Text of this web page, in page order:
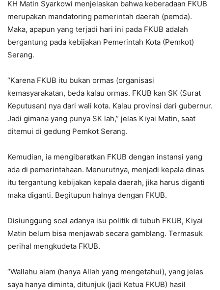
KH Matin Syarkowi menjelaskan bahwa keberadaan FKUB
merupakan mandatoring pemerintah daerah (pemda).
Maka, apapun yang terjadi hari ini pada FKUB adalah
bergantung pada kebijakan Pemerintah Kota (Pemkot)
Serang.
“Karena FKUB itu bukan ormas (organisasi
kemasyarakatan, beda kalau ormas. FKUB kan SK (Surat
Keputusan) nya dari wali kota. Kalau provinsi dari gubernur.
Jadi gimana yang punya SK lah,” jelas Kiyai Matin, saat
ditemui di gedung Pemkot Serang.
Kemudian, ia mengibaratkan FKUB dengan instansi yang
ada di pemerintahaan. Menurutnya, menjadi kepala dinas
itu tergantung kebijakan kepala daerah, jika harus diganti
maka diganti. Begitupun halnya dengan FKUB.
Disiunggung soal adanya isu politik di tubuh FKUB, Kiyai
Matin belum bisa menjawab secara gamblang. Termasuk
perihal mengkudeta FKUB.
“Wallahu alam (hanya Allah yang mengetahui), yang jelas
saya hanya diminta, ditunjuk (jadi Ketua FKUB) hasil